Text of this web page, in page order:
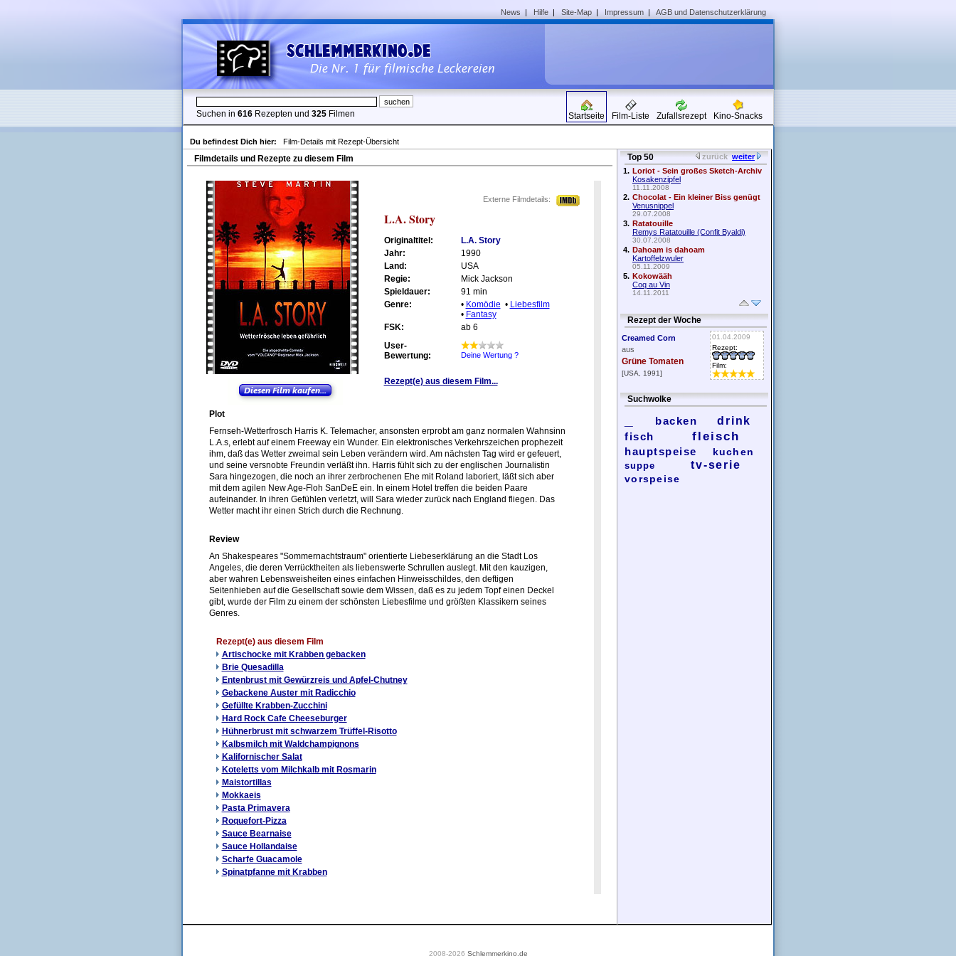
News | Hilfe | Site-Map | Impressum | AGB und Datenschutzerklärung
Suchen in 616 Rezepten und 325 Filmen Startseite Film-Liste Zufallsrezept Kino-Snacks
Du befindest Dich hier: Film-Details mit Rezept-Übersicht
Filmdetails und Rezepte zu diesem Film
Externe Filmdetails:
L.A. Story
Originaltitel:
L.A. Story
Jahr:
1990
Land:
USA
Regie:
Mick Jackson
Spieldauer:
91 min
Genre:
• Komödie • Liebesfilm
• Fantasy
FSK:
ab 6
User-
Bewertung:
Deine Wertung ?
Rezept(e) aus diesem Film...
Plot
Fernseh-Wetterfrosch Harris K. Telemacher, ansonsten erprobt am ganz normalen Wahnsinn
L.A.s, erlebt auf einem Freeway ein Wunder. Ein elektronisches Verkehrszeichen prophezeit
ihm, daß das Wetter zweimal sein Leben verändern wird. Am nächsten Tag wird er gefeuert,
und seine versnobte Freundin verläßt ihn. Harris fühlt sich zu der englischen Journalistin
Sara hingezogen, die noch an ihrer zerbrochenen Ehe mit Roland laboriert, läßt sich aber
mit dem agilen New Age-Floh SanDeE ein. In einem Hotel treffen die beiden Paare
aufeinander. In ihren Gefühlen verletzt, will Sara wieder zurück nach England fliegen. Das
Wetter macht ihr einen Strich durch die Rechnung.
Review
An Shakespeares "Sommernachtstraum" orientierte Liebeserklärung an die Stadt Los
Angeles, die deren Verrücktheiten als liebenswerte Schrullen auslegt. Mit den kauzigen,
aber wahren Lebensweisheiten eines einfachen Hinweisschildes, den deftigen
Seitenhieben auf die Gesellschaft sowie dem Wissen, daß es zu jedem Topf einen Deckel
gibt, wurde der Film zu einem der schönsten Liebesfilme und größten Klassikern seines
Genres.
Rezept(e) aus diesem Film
Artischocke mit Krabben gebacken
Brie Quesadilla
Entenbrust mit Gewürzreis und Apfel-Chutney
Gebackene Auster mit Radicchio
Gefüllte Krabben-Zucchini
Hard Rock Cafe Cheeseburger
Hühnerbrust mit schwarzem Trüffel-Risotto
Kalbsmilch mit Waldchampignons
Kalifornischer Salat
Koteletts vom Milchkalb mit Rosmarin
Maistortillas
Mokkaeis
Pasta Primavera
Roquefort-Pizza
Sauce Bearnaise
Sauce Hollandaise
Scharfe Guacamole
Spinatpfanne mit Krabben
zurück weiter
Top 50
1. Loriot - Sein großes Sketch-Archiv
Kosakenzipfel
11.11.2008
2. Chocolat - Ein kleiner Biss genügt
Venusnippel
29.07.2008
3. Ratatouille
Remys Ratatouille (Confit Byaldi)
30.07.2008
4. Dahoam is dahoam
Kartoffelzwuler
05.11.2009
5. Kokowääh
Coq au Vin
14.11.2011
Rezept der Woche
01.04.2009
Rezept:
Film:
Creamed Corn
aus
Grüne Tomaten
[USA, 1991]
Suchwolke
backen
drink
fisch
fleisch
hauptspeise kuchen
suppe tv-serie
vorspeise
2008-2026 Schlemmerkino.de